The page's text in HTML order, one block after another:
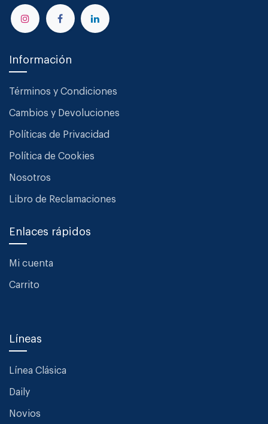
Información
Términos y Condiciones
Cambios y Devoluciones
Políticas de Privacidad
Política de Cookies
Nosotros
Libro de Reclamaciones
Enlaces rápidos
Mi cuenta
Carrito
Líneas
Línea Clásica
Daily
Novios